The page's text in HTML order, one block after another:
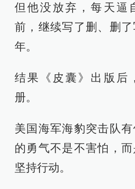
但他没放弃，每天逼
前，继续写了删、删
年。
结果《皮囊》出版后
册。
美国海军海豹突击队
的勇气不是不害怕，
坚持行动。